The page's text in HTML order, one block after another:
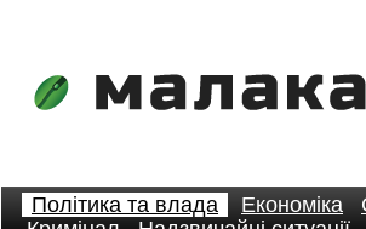
Політика та влада Економіка